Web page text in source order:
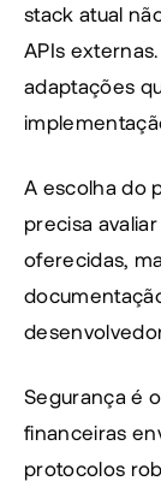
stack atual
APIs
adaptações
A escolha do
precisa
oferecidas,
Segurança é
financeiras
protocolos